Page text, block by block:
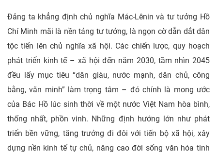
Đảng ta khẳng định chủ nghĩa Mác-Lênin và tư tưởng Hồ
Chí Minh mãi là nền tảng tư tưởng, là ngọn cờ dẫn dắt dân
tộc tiến lên chủ nghĩa xã hội. Các chiến lược, quy hoạch
phát triển kinh tế – xã hội đến năm 2030, tầm nhìn 2045
đều lấy mục tiêu “dân giàu, nước mạnh, dân chủ, công
bằng, văn minh” làm trọng tâm – đó chính là mong ước
của Bác Hồ lúc sinh thời về một nước Việt Nam hòa bình,
thống nhất, phồn vinh. Những định hướng lớn như phát
triển bền vững, tăng trưởng đi đôi với tiến bộ xã hội, xây
dựng nền kinh tế tự chủ, nâng cao đời sống văn hóa tinh